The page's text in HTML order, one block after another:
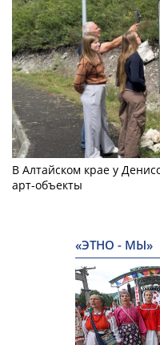
В Алтайском крае у
арт-объекты
«ЭТНО - МЫ»